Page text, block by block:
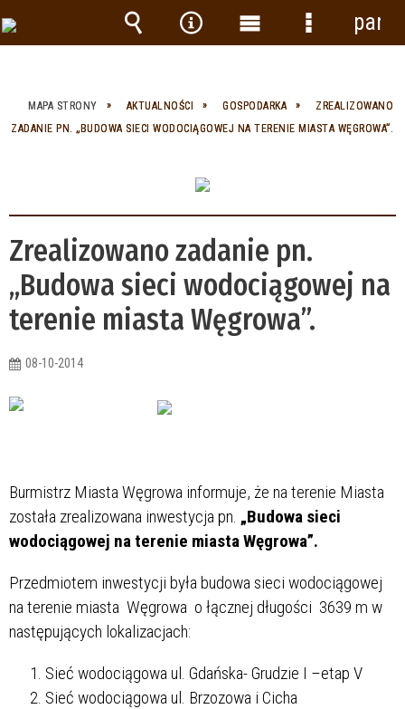
MAPA STRONY AKTUALNOŚCI GOSPODARKA
ZREALIZOWANO
ZADANIE PN. „BUDOWA SIECI WODOCIĄGOWEJ NA TERENIE MIASTA WĘGROWA”.
Zrealizowano zadanie pn.
„Budowa sieci wodociągowej na
terenie miasta Węgrowa”.
08-10-2014
Burmistrz Miasta Węgrowa informuje, że na terenie Miasta
została zrealizowana inwestycja pn. „Budowa sieci
wodociągowej na terenie miasta Węgrowa”.
Przedmiotem inwestycji była budowa sieci wodociągowej
na terenie miasta Węgrowa o łącznej długości 3639 m w
następujących lokalizacjach:
Sieć wodociągowa ul. Gdańska- Grudzie I –etap V
Sieć wodociągowa ul. Brzozowa i Cicha
Wyszukiwarka
Narzędzia
Menu Menu
panel